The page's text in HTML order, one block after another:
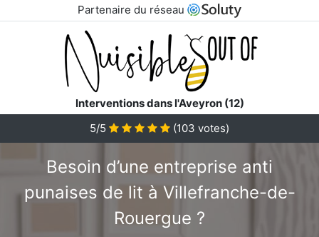
Partenaire du réseau
Interventions dans l'Aveyron (12)
5/5
(103 votes)
Besoin d’une entreprise anti
punaises de lit à Villefranche-de-
Rouergue ?